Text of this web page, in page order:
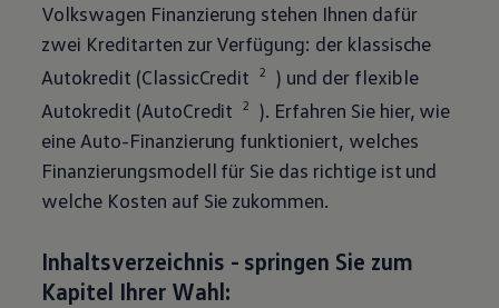
Volkswagen Finanzierung stehen Ihnen dafür
zwei Kreditarten zur Verfügung: der klassische
Autokredit (ClassicCredit
2
) und der flexible
Autokredit (AutoCredit
2
). Erfahren Sie hier, wie
eine Auto-Finanzierung funktioniert, welches
Finanzierungsmodell für Sie das richtige ist und
welche Kosten auf Sie zukommen.
Inhaltsverzeichnis - springen Sie zum
Kapitel Ihrer Wahl: